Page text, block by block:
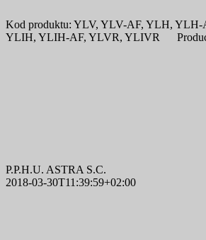
Kod produktu: YLV, YLV-AF, YLH,
YLIH, YLIH-AF, YLVR, YLIVR
P.P.H.U. ASTRA S.C.
2018-03-30T11:39:59+02:00